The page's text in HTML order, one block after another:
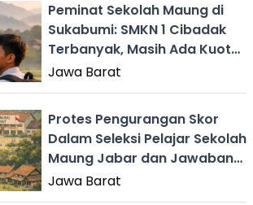
Peminat Sekolah Maung di
Sukabumi: SMKN 1 Cibadak
Terbanyak, Masih Ada Kuota
di SMAN 1 Pelabuhanratu
Jawa Barat
Protes Pengurangan Skor
Dalam Seleksi Pelajar Sekolah
Maung Jabar dan Jawaban
Disdik
Jawa Barat